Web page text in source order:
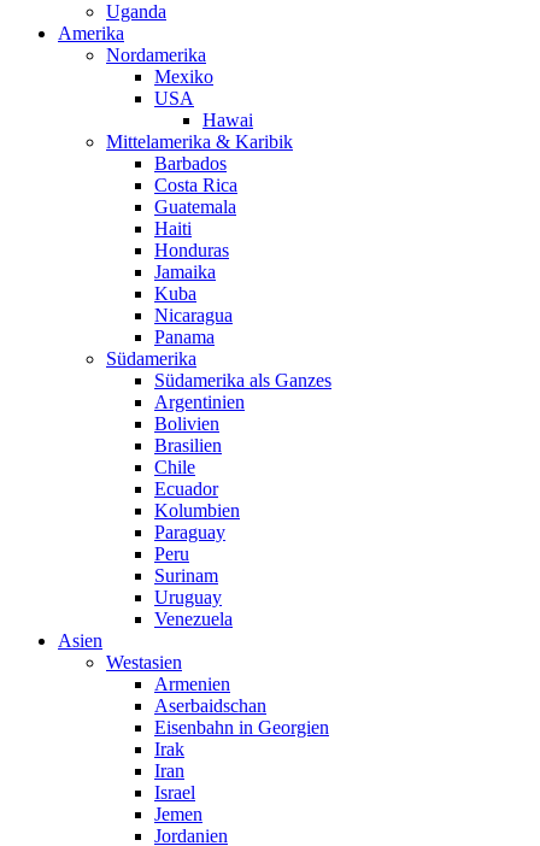
Uganda
Amerika
Nordamerika
Mexiko
USA
Hawai
Mittelamerika & Karibik
Barbados
Costa Rica
Guatemala
Haiti
Honduras
Jamaika
Kuba
Nicaragua
Panama
Südamerika
Südamerika als Ganzes
Argentinien
Bolivien
Brasilien
Chile
Ecuador
Kolumbien
Paraguay
Peru
Surinam
Uruguay
Venezuela
Asien
Westasien
Armenien
Aserbaidschan
Eisenbahn in Georgien
Irak
Iran
Israel
Jemen
Jordanien